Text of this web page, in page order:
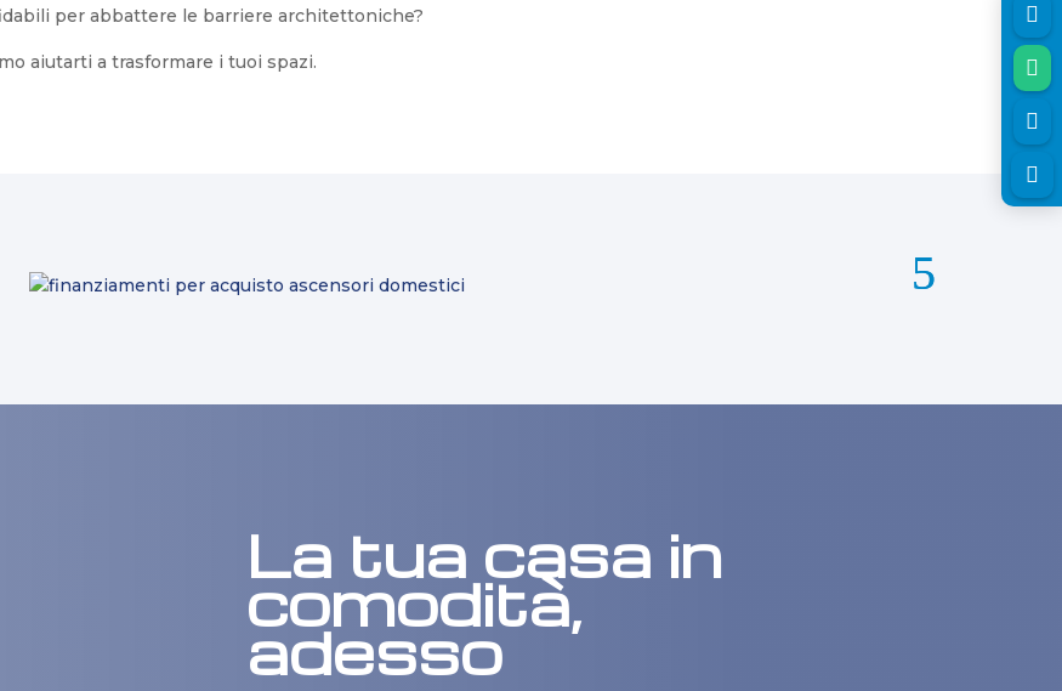
per abbattere le barriere architettoniche?
aiutarti a trasformare i tuoi spazi.
La tua casa in
comodità,
adesso



